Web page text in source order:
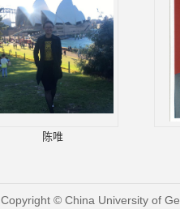
陈唯
Copyright © China University of